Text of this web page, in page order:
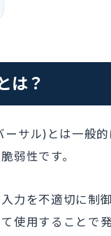
は？
サル)とは一般
弱性です。
力を不適切に制
使用することで発